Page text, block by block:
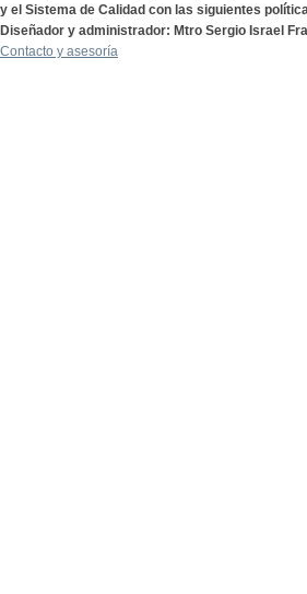
y el Sistema de Calidad con las siguientes
Diseñador y administrador: Mtro Sergio Israel
Contacto y asesoría